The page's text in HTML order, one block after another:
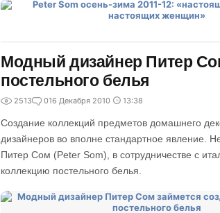
Модный дизайнер Питер
постельного белья
2513 016 Декабря 2010 13:38
Создание коллекций предметов домашнего
дизайнеров во вполне стандартное явление.
Питер Сом (Peter Som), в сотрудничестве с
коллекцию постельного белья.